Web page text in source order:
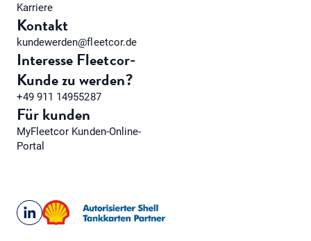
Karriere
Kontakt
kundewerden@fleetcor.de
Interesse Fleetcor-
Kunde zu werden?
+49 911 14955287
Für kunden
MyFleetcor Kunden-Online-
Portal